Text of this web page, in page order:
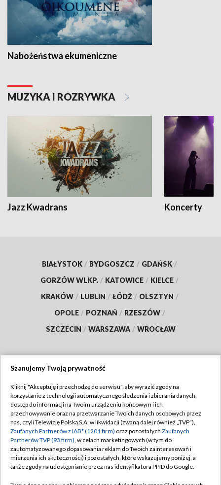
Nabożeństwa ekumeniczne
MUZYKA I ROZRYWKA
Jazz Kwadrans Koncerty
BIAŁYSTOK / BYDGOSZCZ / GDAŃSK /
GORZÓW WLKP. / KATOWICE / KIELCE /
KRAKÓW / LUBLIN / ŁÓDŹ / OLSZTYN /
OPOLE / POZNAŃ / RZESZÓW /
SZCZECIN / WARSZAWA / WROCŁAW
TVP
Abonament TVP
Emisja w TVP
Centrum informacji TVP
Naziemna Telewizja Cyfrowa
Regulamin TVP
Polityka prywatności
Moje zgody
Pomoc
Szanujemy Twoją prywatność
Kliknij "Akceptuję i przechodzę do serwisu", aby wyrazić zgody na
korzystanie z technologii automatycznego śledzenia i zbierania danych,
dostęp do informacji na Twoim urządzeniu końcowym i ich
przechowywanie oraz na przetwarzanie Twoich danych osobowych przez
nas, czyli Telewizję Polską S.A. w likwidacji (zwaną dalej również „TVP”),
Zaufanych Partnerów z IAB* (1201 firm) oraz pozostałych Zaufanych
Partnerów TVP (93 firm), w celach marketingowych (w tym do
zautomatyzowanego dopasowania reklam do Twoich zainteresowań i
mierzenia ich skuteczności) i pozostałych, które wskazujemy poniżej, a
także zgody na udostępnianie przez nas identyfikatora PPID do Google.